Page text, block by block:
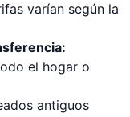
varían según la
el hogar o
antiguos